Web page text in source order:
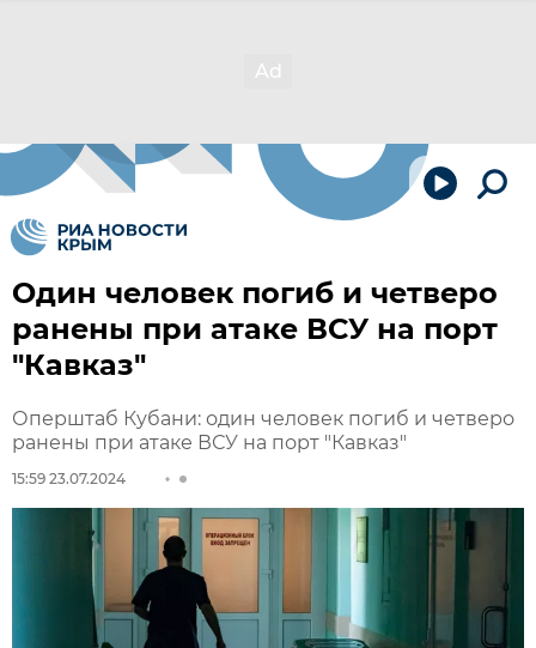
Один человек погиб и четверо
ранены при атаке ВСУ на порт
"Кавказ"
Оперштаб Кубани: один человек погиб и четверо
ранены при атаке ВСУ на порт "Кавказ"
15:59 23.07.2024